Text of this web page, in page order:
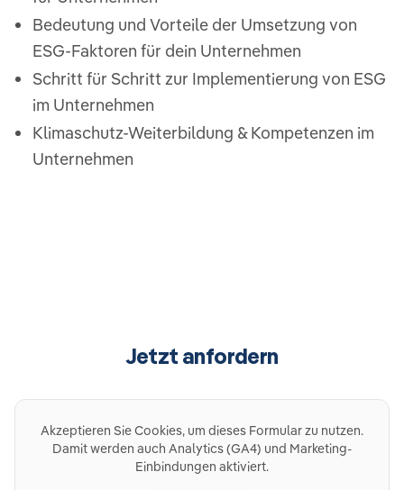
Bedeutung und Vorteile der Umsetzung von
ESG-Faktoren für dein Unternehmen
Schritt für Schritt zur Implementierung von ESG
im Unternehmen
Klimaschutz-Weiterbildung & Kompetenzen im
Unternehmen
Jetzt anfordern
Akzeptieren Sie Cookies, um dieses Formular zu nutzen.
Damit werden auch Analytics (GA4) und Marketing-
Einbindungen aktiviert.